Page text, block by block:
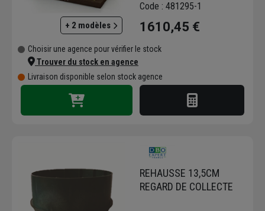
+ 2 modèles
Code : 481295-1
1610,45 €
Choisir une agence pour vérifier le stock
Trouver du stock en agence
Livraison disponible selon stock agence
REHAUSSE 13,5CM
REGARD DE COLLECTE